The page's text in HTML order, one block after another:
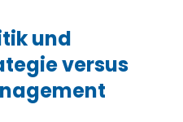
und
versus